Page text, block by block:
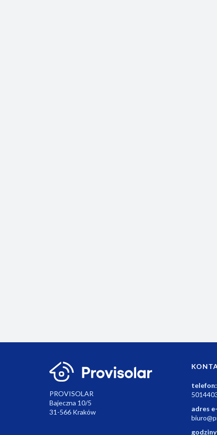
PROVISOLAR
Bajeczna 10/5
31-566 Kraków
telefon:
adres